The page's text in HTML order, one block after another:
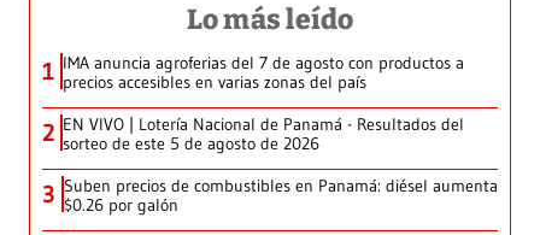
Lo más leído
1 IMA anuncia agroferias del 7 de agosto con productos a
precios accesibles en varias zonas del país
2 EN VIVO | Lotería Nacional de Panamá - Resultados del
sorteo de este 5 de agosto de 2026
3 Suben precios de combustibles en Panamá: diésel aumenta
$0.26 por galón